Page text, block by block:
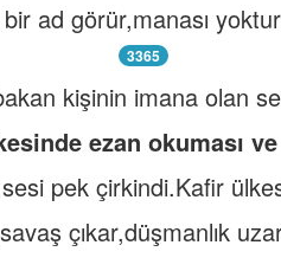
ad görür,manası
3365
kişinin imana olan
ezan okuması
pek çirkindi.Kafir
çıkar,düşmanlık